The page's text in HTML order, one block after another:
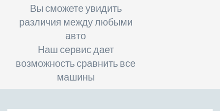
Вы сможете увидить
различия между любыми
авто
Наш сервис дает
возможность сравнить все
машины